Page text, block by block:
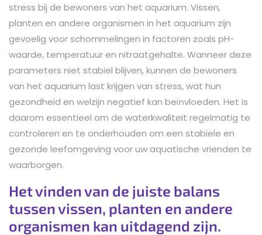
stress bij de bewoners van het aquarium. Vissen,
planten en andere organismen in het aquarium zijn
gevoelig voor schommelingen in factoren zoals pH-
waarde, temperatuur en nitraatgehalte. Wanneer deze
parameters niet stabiel blijven, kunnen de bewoners
van het aquarium last krijgen van stress, wat hun
gezondheid en welzijn negatief kan beïnvloeden. Het is
daarom essentieel om de waterkwaliteit regelmatig te
controleren en te onderhouden om een stabiele en
gezonde leefomgeving voor uw aquatische vrienden te
waarborgen.
Het vinden van de juiste balans
tussen vissen, planten en andere
organismen kan uitdagend zijn.